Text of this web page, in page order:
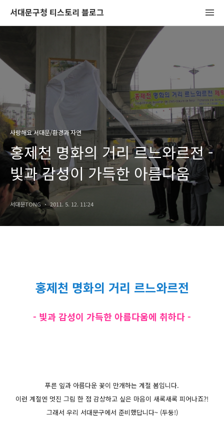
서대문구청 티스토리 블로그
사랑해요 서대문/환경과 자연
홍제천 명화의 거리 르느와르전 -
빛과 감성이 가득한 아름다움
서대문TONG 2011. 5. 12. 11:24
홍제천 명화의 거리 르느와르전
- 빛과 감성이 가득한 아름다움에 취하다 -
푸른 잎과 아름다운 꽃이 만개하는 계절 봄입니다.
이런 계절엔 멋진 그림 한 점 감상하고 싶은 마음이 새록새록 피어나죠?!
그래서 우리 서대문구에서 준비했답니다~ (두둥!)